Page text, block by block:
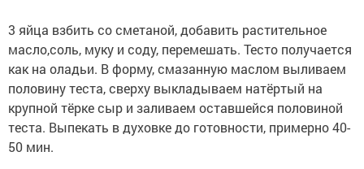
3 яйца взбить со сметаной, добавить растительное
масло,соль, муку и соду, перемешать. Тесто получается
как на оладьи. В форму, смазанную маслом выливаем
половину теста, сверху выкладываем натёртый на
крупной тёрке сыр и заливаем оставшейся половиной
теста. Выпекать в духовке до готовности, примерно 40-
50 мин.